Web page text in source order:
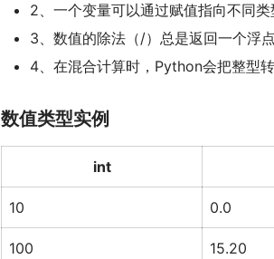
2、一个变量可以通过赋值指向不同类
3、数值的除法（/）总是返回一个浮
4、在混合计算时，Python会把整型转
数值类型实例
int
10 0.0
100 15.20